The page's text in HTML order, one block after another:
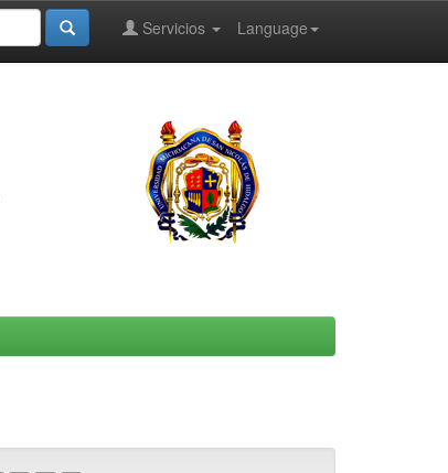
Language
Servicios